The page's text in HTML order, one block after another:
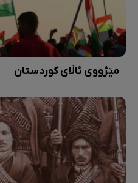
مێژووی ئاڵای کوردستان